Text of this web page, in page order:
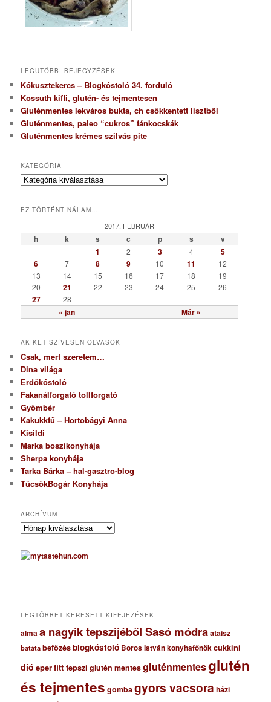
LEGUTÓBBI BEJEGYZÉSEK
Kókusztekercs – Blogkóstoló 34. forduló
Kossuth kifli, glutén- és tejmentesen
Gluténmentes lekváros bukta, ch csökkentett lisztből
Gluténmentes, paleo “cukros” fánkocskák
Gluténmentes krémes szilvás pite
KATEGÓRIA
K
e
r
EZ TÖRTÉNT NÁLAM…
2017. FEBRUÁR
h k s c p s v
« jan Már »
1 2 3 4
5
6
7 8 9 10 11
12
13
14 15 16 17 18
19
20
21 22 23 24 25 26
27 28
AKIKET SZÍVESEN OLVASOK
Csak, mert szeretem…
Dina világa
Erdőkóstoló
Fakanálforgató tollforgató
Gyömbér
Kakukkfű – Hortobágyi Anna
Kisildi
Marka boszikonyhája
Sherpa konyhája
Tarka Bárka – hal-gasztro-blog
TücsökBogár Konyhája
ARCHÍVUM
A
c
h
u
LEGTÖBBET KERESETT KIFEJEZÉSEK
almaa nagyik tepszijéből Sasó módraataisz
batáta befőzésblogkóstoló Boros István konyhafőnökcukkini
dió eperfitt tepszi glutén mentesgluténmentesglutén
és tejmentes gombagyors vacsora házi